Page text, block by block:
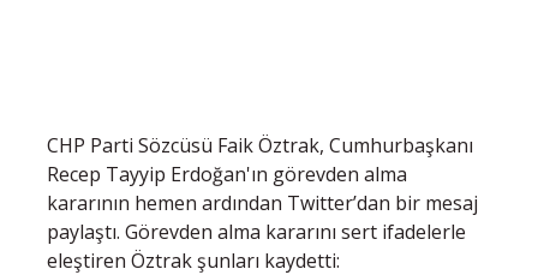
CHP Parti Sözcüsü Faik Öztrak, Cumhurbaşkanı
Recep Tayyip Erdoğan'ın görevden alma
kararının hemen ardından Twitter’dan bir mesaj
paylaştı. Görevden alma kararını sert ifadelerle
eleştiren Öztrak şunları kaydetti: